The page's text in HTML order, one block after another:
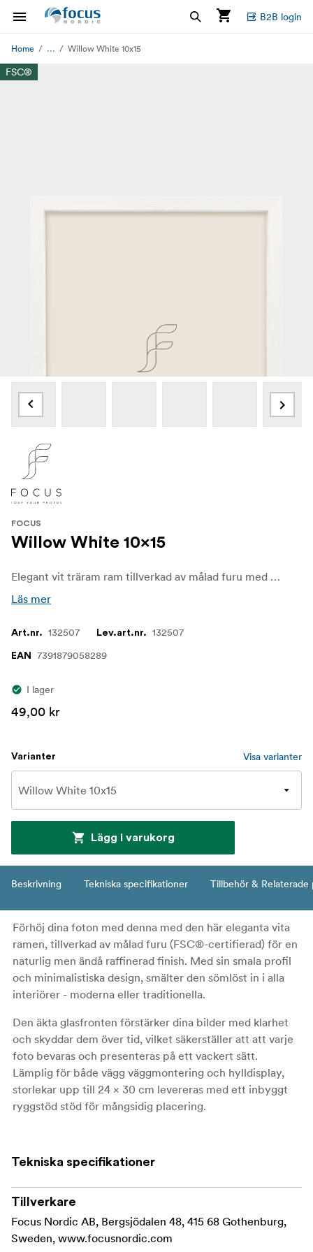
B2B login
Home ... Willow White 10x15
FSC®
FOCUS
Willow White 10x15
Elegant vit träram ram tillverkad av målad furu med en äkta glasfront (vissa storlekar finns även med akrylglas). Egenskaper en tunn 11 mm profil och 13 mm djup, perfekt för både vägg- och hylldisplay (upp till storlek 24×30 cm). En tidlös design som kompletterar alla interiör.
Läs mer
Art.nr. 132507 Lev.art.nr. 132507
EAN 7391879058289
I lager
49,00 kr
Varianter Visa varianter
Lägg i varukorg
Beskrivning Tekniska specifikationer Tillbehör & Relaterade
Förhöj dina foton med denna med den här eleganta vita
ramen, tillverkad av målad furu (FSC®-certifierad) för en
naturlig men ändå raffinerad finish. Med sin smala profil
och minimalistiska design, smälter den sömlöst in i alla
interiörer - moderna eller traditionella.
Den äkta glasfronten förstärker dina bilder med klarhet
och skyddar dem över tid, vilket säkerställer att att varje
foto bevaras och presenteras på ett vackert sätt.
Lämplig för både vägg väggmontering och hylldisplay,
storlekar upp till 24 × 30 cm levereras med ett inbyggt
ryggstöd stöd för mångsidig placering.
Profildjup: 13 mm | Bredd: 11 mm
Front i äkta glas för skarp bild bild, utvalda storlekar
finns med akrylglas
Färdig för vägg och hylla (ryggstöd på storlekar upp
Tekniska specifikationer
Tillverkare
Focus Nordic AB, Bergsjödalen 48, 415 68 Gothenburg,
Sweden, www.focusnordic.com